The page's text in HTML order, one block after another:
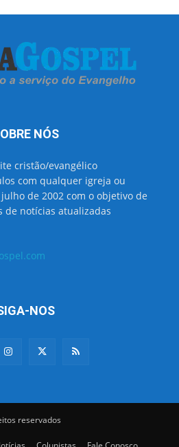
NÓS
cristão/evangélico
com qualquer igreja ou
de 2002 com o objetivo de
de notícias atualizadas
NOS
reservados